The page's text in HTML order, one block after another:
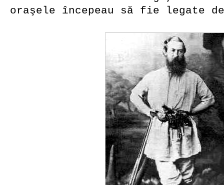
oraşele începeau să fie legate